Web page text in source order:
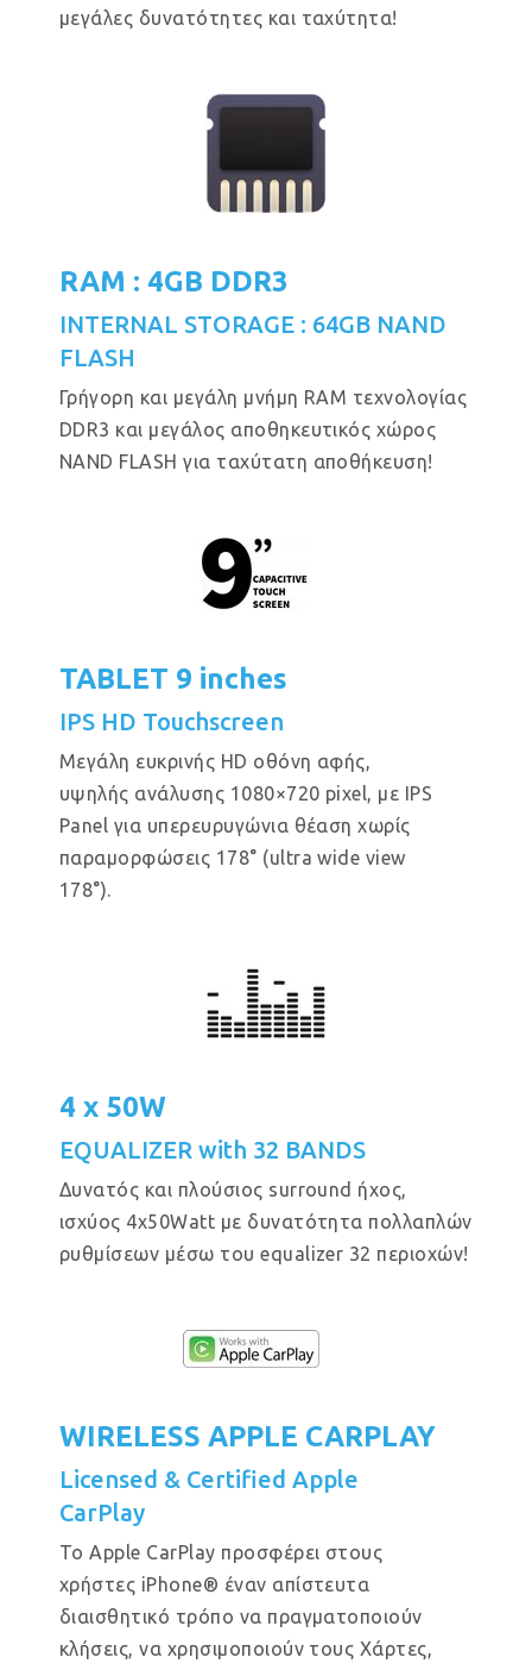
μεγάλες δυνατότητες και ταχύτητα!
RAM : 4GB DDR3
INTERNAL STORAGE : 64GB NAND
FLASH
Γρήγορη και μεγάλη μνήμη RAM τεχνολογίας
DDR3 και μεγάλος αποθηκευτικός χώρος
NAND FLASH για ταχύτατη αποθήκευση!
TABLET 9 inches
IPS HD Touchscreen
Μεγάλη ευκρινής HD οθόνη αφής,
υψηλής ανάλυσης 1080×720 pixel, με IPS
Panel για υπερευρυγώνια θέαση χωρίς
παραμορφώσεις 178° (ultra wide view
178°).
4 x 50W
EQUALIZER with 32 BANDS
Δυνατός και πλούσιος surround ήχος,
ισχύος 4x50Watt με δυνατότητα πολλαπλών
ρυθμίσεων μέσω του equalizer 32 περιοχών!
WIRELESS APPLE CARPLAY
Licensed & Certified Apple
CarPlay
Το Apple CarPlay προσφέρει στους
χρήστες iPhone® έναν απίστευτα
διαισθητικό τρόπο να πραγματοποιούν
κλήσεις, να χρησιμοποιούν τους Χάρτες,